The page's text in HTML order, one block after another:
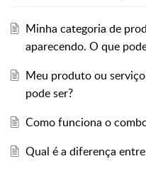
Minha categoria de
aparecendo. O que
Meu produto ou
pode ser?
Como funciona o
Qual é a diferença